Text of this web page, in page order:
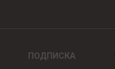
ПОДПИСКА